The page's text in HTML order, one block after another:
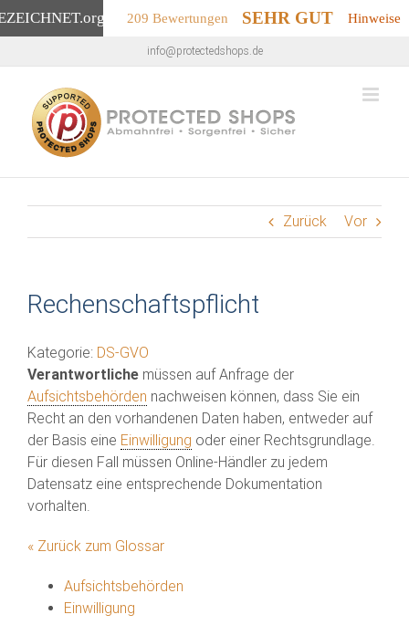
.org 209 Bewertungen SEHR GUT Hinweise
Inhalt
springen
info@protectedshops.de
Zurück Vor
Rechenschaftspflicht
Kategorie: DS-GVO
Verantwortliche müssen auf Anfrage der
Aufsichtsbehörden nachweisen können, dass Sie ein
Recht an den vorhandenen Daten haben, entweder auf
der Basis eine Einwilligung oder einer Rechtsgrundlage.
Für diesen Fall müssen Online-Händler zu jedem
Datensatz eine entsprechende Dokumentation
vorhalten.
« Zurück zum Glossar
Aufsichtsbehörden
Einwilligung